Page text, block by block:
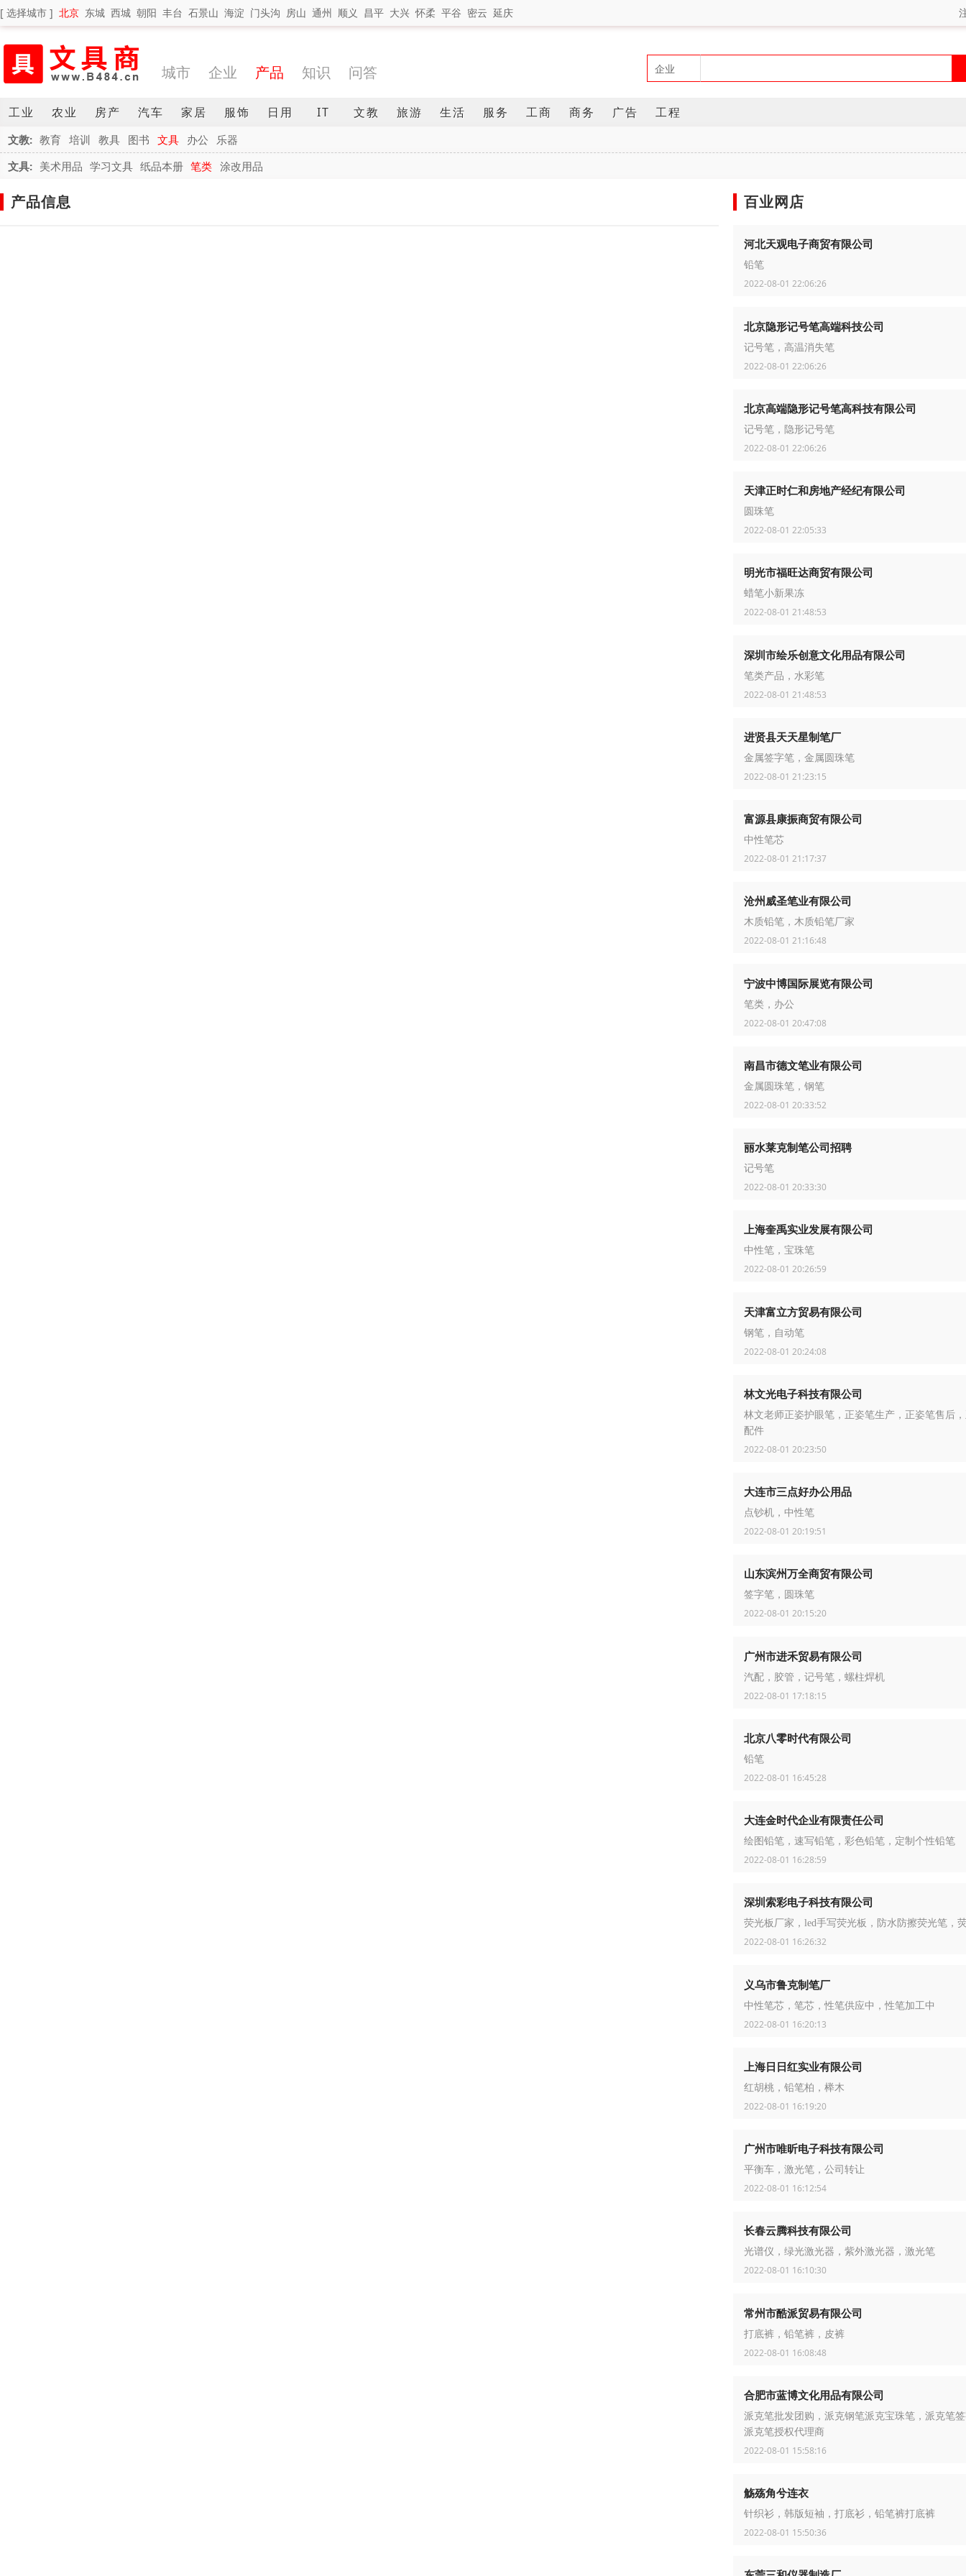
[ 选择城市 ] 北京 东城 西城 朝阳 丰台 石景山 海淀 门头沟 房山 通州 顺义 昌平 大兴 怀柔 平谷 密云 延庆
城市 企业 产品 知识 问答
工业 农业 房产 汽车 家居 服饰 日用 IT 文教 旅游 生活 服务 工商 商务 广告 工程
文教: 教育 培训 教具 图书 文具 办公
乐器
文具: 美术用品 学习文具 纸品本册 笔类 涂改用品
产品信息 百业网店
河北天观电子商贸有限公司
铅笔
2022-08-01 22:06:26
北京隐形记号笔高端科技公司
记号笔，高温消失笔
2022-08-01 22:06:26
北京高端隐形记号笔高科技有限公司
记号笔，隐形记号笔
2022-08-01 22:06:26
天津正时仁和房地产经纪有限公司
圆珠笔
2022-08-01 22:05:33
明光市福旺达商贸有限公司
蜡笔小新果冻
2022-08-01 21:48:53
深圳市绘乐创意文化用品有限公司
笔类产品，水彩笔
2022-08-01 21:48:53
进贤县天天星制笔厂
金属签字笔，金属圆珠笔
2022-08-01 21:23:15
富源县康振商贸有限公司
中性笔芯
2022-08-01 21:17:37
沧州威圣笔业有限公司
木质铅笔，木质铅笔厂家
2022-08-01 21:16:48
宁波中博国际展览有限公司
笔类，办公
2022-08-01 20:47:08
南昌市德文笔业有限公司
金属圆珠笔，钢笔
2022-08-01 20:33:52
丽水莱克制笔公司招聘
记号笔
2022-08-01 20:33:30
上海奎禹实业发展有限公司
中性笔，宝珠笔
2022-08-01 20:26:59
天津富立方贸易有限公司
钢笔，自动笔
2022-08-01 20:24:08
林文光电子科技有限公司
林文老师正姿护眼笔，正姿笔生产，正姿笔售后
配件
2022-08-01 20:23:50
大连市三点好办公用品
点钞机，中性笔
2022-08-01 20:19:51
山东滨州万全商贸有限公司
签字笔，圆珠笔
2022-08-01 20:15:20
广州市进禾贸易有限公司
汽配，胶管，记号笔，螺柱焊机
2022-08-01 17:18:15
北京八零时代有限公司
铅笔
2022-08-01 16:45:28
大连金时代企业有限责任公司
绘图铅笔，速写铅笔，彩色铅笔，定制个性铅笔
2022-08-01 16:28:59
深圳索彩电子科技有限公司
荧光板厂家，led手写荧光板，防水防擦荧光笔，
2022-08-01 16:26:32
义乌市鲁克制笔厂
中性笔芯，笔芯，性笔供应中，性笔加工中
2022-08-01 16:20:13
上海日日红实业有限公司
红胡桃，铅笔柏，榉木
2022-08-01 16:19:20
广州市唯昕电子科技有限公司
平衡车，激光笔，公司转让
2022-08-01 16:12:54
长春云腾科技有限公司
光谱仪，绿光激光器，紫外激光器，激光笔
2022-08-01 16:10:30
常州市酷派贸易有限公司
打底裤，铅笔裤，皮裤
2022-08-01 16:08:48
合肥市蓝博文化用品有限公司
派克笔批发团购，派克钢笔派克宝珠笔，派克笔
派克笔授权代理商
2022-08-01 15:58:16
觞殇角兮连衣
针织衫，韩版短袖，打底衫，铅笔裤打底裤
2022-08-01 15:50:36